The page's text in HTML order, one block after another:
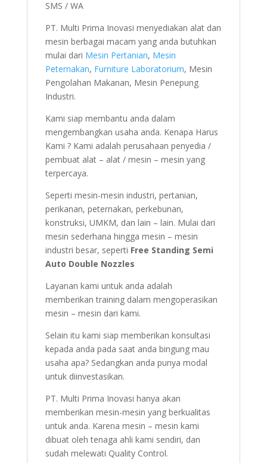
SMS / WA
PT. Multi Prima Inovasi menyediakan alat dan
mesin berbagai macam yang anda butuhkan
mulai dari Mesin Pertanian, Mesin
Peternakan, Furniture Laboratorium, Mesin
Pengolahan Makanan, Mesin Penepung
Industri.
Kami siap membantu anda dalam
mengembangkan usaha anda. Kenapa Harus
Kami ? Kami adalah perusahaan penyedia /
pembuat alat – alat / mesin – mesin yang
terpercaya.
Seperti mesin-mesin industri, pertanian,
perikanan, peternakan, perkebunan,
konstruksi, UMKM, dan lain – lain. Mulai dari
mesin sederhana hingga mesin – mesin
industri besar, seperti Free Standing Semi
Auto Double Nozzles
Layanan kami untuk anda adalah
memberikan training dalam mengoperasikan
mesin – mesin dari kami.
Selain itu kami siap memberikan konsultasi
kepada anda pada saat anda bingung mau
usaha apa? Sedangkan anda punya modal
untuk diinvestasikan.
PT. Multi Prima Inovasi hanya akan
memberikan mesin-mesin yang berkualitas
untuk anda. Karena mesin – mesin kami
dibuat oleh tenaga ahli kami sendiri, dan
sudah melewati Quality Control.